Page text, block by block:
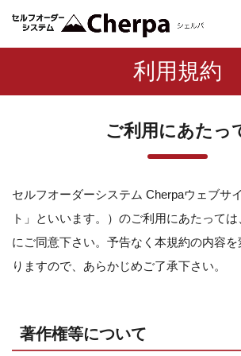
利用規約
ご利用にあたっ
セルフオーダーシステム Cherpaウェブサ
ト」といいます。）のご利用にあたって
にご同意下さい。予告なく本規約の内容
りますので、あらかじめご了承下さい。
著作権等について